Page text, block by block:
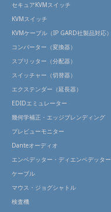
セキュアKVMスイッチ
KVMスイッチ
KVMケーブル（IP GARD社製品対応）
コンバーター（変換器）
スプリッター（分配器）
スイッチャー（切替器）
エクステンダー（延長器）
EDIDエミュレーター
幾何学補正・エッジブレンディング
プレビューモニター
Danteオーディオ
エンベデッター・ディエンベデッター
ケーブル
マウス・ジョグシャトル
検査機